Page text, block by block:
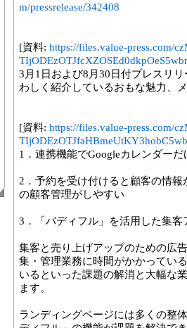
m/pressrelease/342408
[資料: https://files.value-press.com/
3月1日および8月30日付プレスリ
わしく紹介しているおもな魅力、
[資料: https://files.value-press.com/
1．連携機能でGoogleカレンダー
2．予約を受け付けると顧客の情
の顧客管理がしやすい
3．「バディフル」を活用した集
集客と売り上げアップのための広
集・管理業務に時間がかかってい
いるといった課題の解消と大幅な
ます。
ランディングページには多くの整